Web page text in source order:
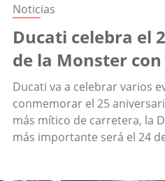
Noticias
Ducati celebra el
de la Monster
Ducati va a celebrar varios
conmemorar el 25
más mítico de carretera, la
más importante será el 24